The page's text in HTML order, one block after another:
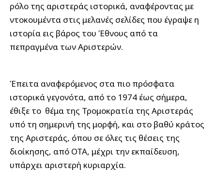
ρόλο της αριστεράς ιστορικά, αναφέροντας με
ντοκουμέντα στις μελανές σελίδες που έγραψε η
ιστορία εις βάρος του Έθνους από τα
πεπραγμένα των Αριστερών.
Έπειτα αναφερόμενος στα πιο πρόσφατα
ιστορικά γεγονότα, από το 1974 έως σήμερα,
έθιξε το θέμα της Τρομοκρατία της Αριστεράς
υπό τη σημερινή της μορφή, και στο βαθύ κράτος
της Αριστεράς, όπου σε όλες τις θέσεις της
διοίκησης, από ΟΤΑ, μέχρι την εκπαίδευση,
υπάρχει αριστερή κυριαρχία.